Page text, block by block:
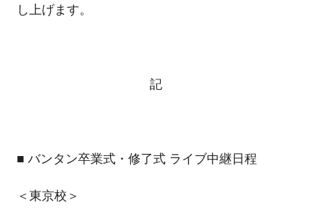
し上げます。
記
■ バンタン卒業式・修了式 ライブ中継日程
＜東京校＞